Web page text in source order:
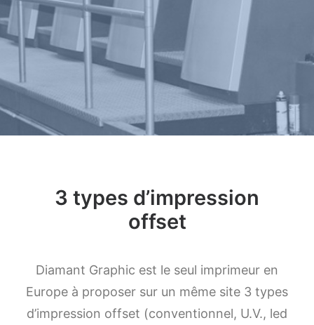
3 types d’impression
offset
Diamant Graphic est le seul imprimeur en
Europe à proposer sur un même site 3 types
d’impression offset (conventionnel, U.V., led